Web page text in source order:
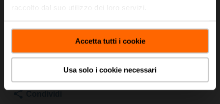
Accetta tutti i cookie
Usa solo i cookie necessari
Aggiungi al